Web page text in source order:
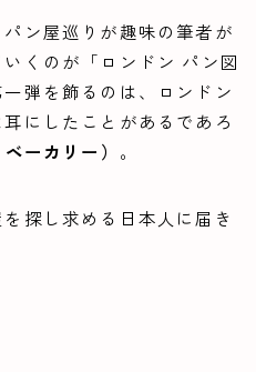
ン屋巡りが趣味の筆者が
くのが「ロンドン パン図
弾を飾るのは、ロンドン
にしたことがあるであろ
ーカリー） 。
探し求める日本人に届き